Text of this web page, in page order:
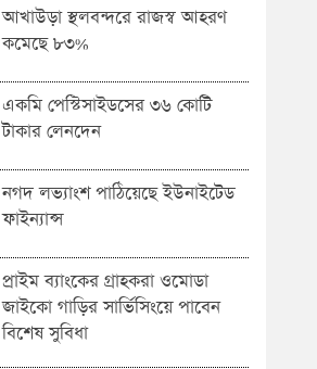
আখাউড়া স্থলবন্দরে রাজস্ব আহরণ
কমেছে ৮৩%
একমি পেস্টিসাইডসের ৩৬ কোটি
টাকার লেনদেন
নগদ লভ্যাংশ পাঠিয়েছে ইউনাইটেড
ফাইন্যান্স
প্রাইম ব্যাংকের গ্রাহকরা ওমোডা
জাইকো গাড়ির সার্ভিসিংয়ে পাবেন
বিশেষ সুবিধা